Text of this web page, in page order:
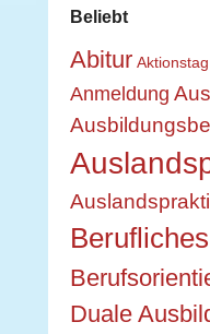
Beliebt
Abitur Aktionstag
Anmeldung
Duale